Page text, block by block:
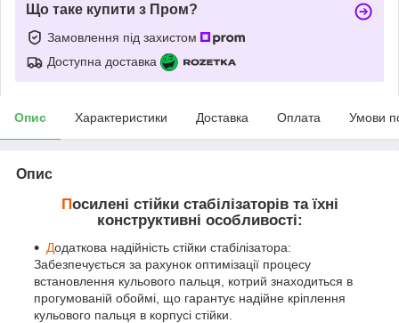
Що таке купити з Пром?
Замовлення під захистом
Доступна доставка
Опис Характеристики Доставка Оплата Умови
Опис
Посилені стійки стабілізаторів та їхні
конструктивні особливості:
Додаткова надійність стійки стабілізатора:
Забезпечується за рахунок оптимізації процесу
встановлення кульового пальця, котрий знаходиться в
прогумованій обоймі, що гарантує надійне кріплення
кульового пальця в корпусі стійки.